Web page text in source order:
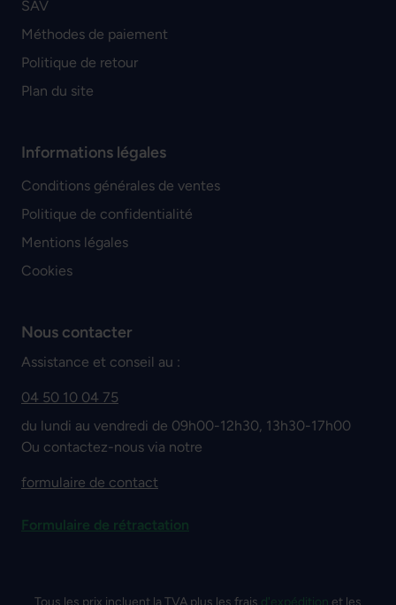
SAV
Méthodes de paiement
Politique de retour
Plan du site
Informations légales
Conditions générales de ventes
Politique de confidentialité
Mentions légales
Cookies
Nous contacter
Assistance et conseil au :
04 50 10 04 75
du lundi au vendredi de 09h00-12h30, 13h30-17h00
Ou contactez-nous via notre
formulaire de contact
Formulaire de rétractation